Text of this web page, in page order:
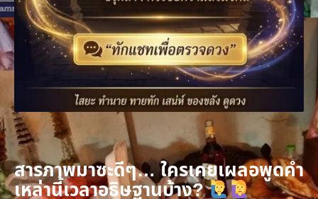
สารภาพมาซะดีๆ… ใครเคยเผลอพูดคำ
เหล่านี้เวลาอธิษฐานบ้าง?